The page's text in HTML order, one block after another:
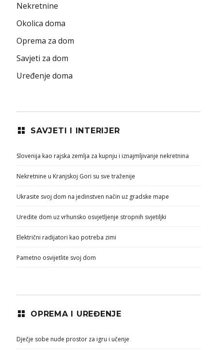
Nekretnine
Okolica doma
Oprema za dom
Savjeti za dom
Uređenje doma
SAVJETI I INTERIJER
Slovenija kao rajska zemlja za kupnju i iznajmljivanje nekretnina
Nekretnine u Kranjskoj Gori su sve traženije
Ukrasite svoj dom na jedinstven način uz gradske mape
Uredite dom uz vrhunsko osvjetljenje stropnih svjetiljki
Električni radijatori kao potreba zimi
Pametno osvijetlite svoj dom
OPREMA I UREĐENJE
Dječje sobe nude prostor za igru i učenje